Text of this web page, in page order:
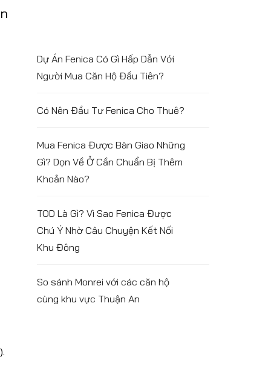
Dự Án Fenica Có Gì Hấp Dẫn Với
Người Mua Căn Hộ Đầu Tiên?
Có Nên Đầu Tư Fenica Cho Thuê?
Mua Fenica Được Bàn Giao Những
Gì? Dọn Về Ở Cần Chuẩn Bị Thêm
Khoản Nào?
TOD Là Gì? Vì Sao Fenica Được
Chú Ý Nhờ Câu Chuyện Kết Nối
Khu Đông
So sánh Monrei với các căn hộ
cùng khu vực Thuận An